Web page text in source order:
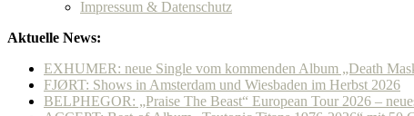
Impressum & Datenschutz
Aktuelle News:
EXHUMER: neue Single vom kommenden Album „Death
FJØRT: Shows in Amsterdam und Wiesbaden im Herbst 2026
BELPHEGOR: „Praise The Beast“ European Tour 2026 –